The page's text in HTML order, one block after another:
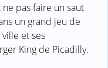
pas faire un saut
un grand jeu de
et ses
King de Picadilly.